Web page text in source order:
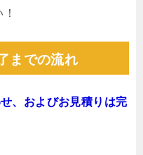
までの流れ
、およびお見積りは完